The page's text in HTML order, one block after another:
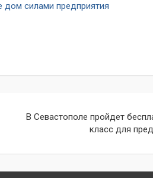
дом силами предприятия
В Севастополе пройдет
класс для